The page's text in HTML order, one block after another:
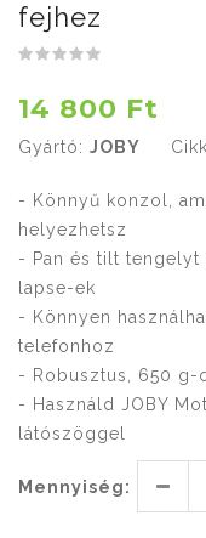
fejhez
14 800 Ft
Gyártó: JOBY
- Könnyű konzol,
helyezhetsz
- Pan és tilt
lapse-ek
- Könnyen
telefonhoz
- Robusztus, 650 g-
- Használd JOBY
látószöggel
Mennyiség: